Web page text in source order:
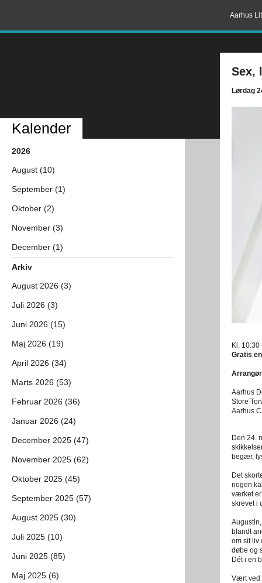
Aarhus
Sex,
Lørdag
Kl. 10:30
Gratis
Aarhus
Store
Aarhus C
Den 24.
begær,
Det
nogen
værket er
skrevet i
blandt
om sit liv
døbe og
Dét i en
Vært ved
Kalender
2026
August (10)
September (1)
Oktober (2)
November (3)
December (1)
Arkiv
August 2026 (3)
Juli 2026 (3)
Juni 2026 (15)
Maj 2026 (19)
April 2026 (34)
Marts 2026 (53)
Februar 2026 (36)
Januar 2026 (24)
December 2025 (47)
November 2025 (62)
Oktober 2025 (45)
September 2025 (57)
August 2025 (30)
Juli 2025 (10)
Juni 2025 (85)
Maj 2025 (6)